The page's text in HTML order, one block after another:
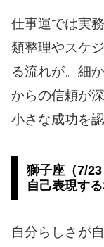
仕事運では実
類整理やスケ
る流れが。細
からの信頼が
小さな成功を
獅子座（7/
自己表現する
自分らしさが